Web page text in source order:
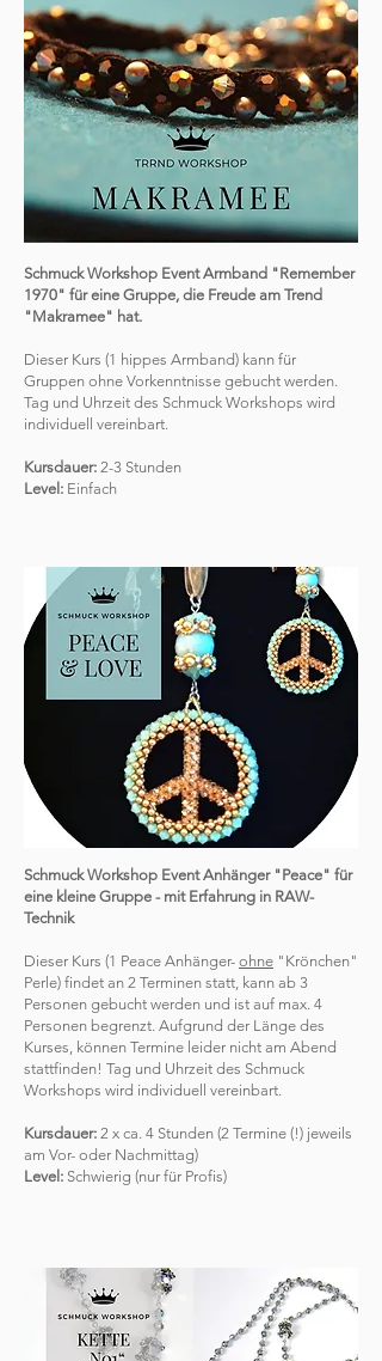
Schmuck Workshop Event Armband "Remember
1970" für eine Gruppe, die Freude am Trend
"Makramee" hat.
Dieser Kurs (1 hippes Armband) kann für
Gruppen ohne Vorkenntnisse gebucht werden.
Tag und Uhrzeit des Schmuck Workshops wird
individuell vereinbart.
Kursdauer: 2-3 Stunden
Level: Einfach
Schmuck Workshop Event Anhänger "Peace" für
eine kleine Gruppe - mit Erfahrung in RAW-
Technik
Dieser Kurs (1 Peace Anhänger- ohne "Krönchen"
Perle) findet an 2 Terminen statt, kann ab 3
Personen gebucht werden und ist auf max. 4
Personen begrenzt. Aufgrund der Länge des
Kurses, können Termine leider nicht am Abend
stattfinden! Tag und Uhrzeit des Schmuck
Workshops wird individuell vereinbart.
Kursdauer: 2 x ca. 4 Stunden (2 Termine (!) jeweils
am Vor- oder Nachmittag)
Level: Schwierig (nur für Profis)